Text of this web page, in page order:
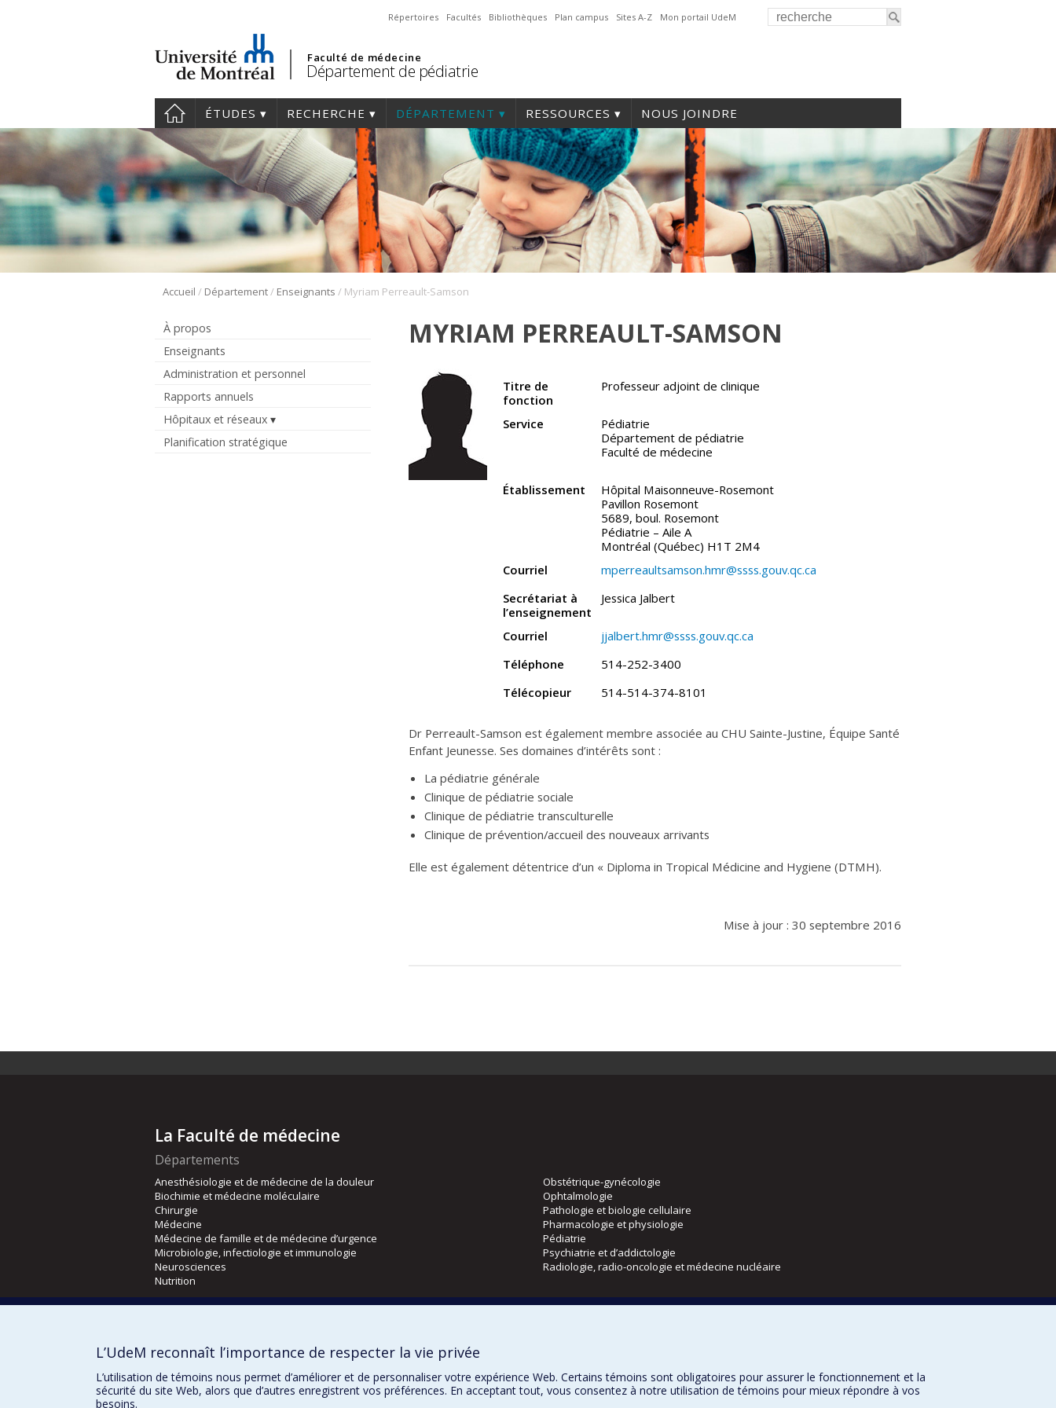
Répertoires Facultés Bibliothèques Plan campus Sites A-Z Mon portail UdeM
Faculté de médecine
Département de pédiatrie
ÉTUDES RECHERCHE DÉPARTEMENT RESSOURCES NOUS JOINDRE
Accueil / Département/ Enseignants / Myriam Perreault-Samson
À propos
Enseignants
Administration et personnel
Rapports annuels
Hôpitaux et réseaux
Planification stratégique
MYRIAM PERREAULT-SAMSON
Titre de
fonction
Professeur adjoint de clinique
Service
Pédiatrie
Département de pédiatrie
Faculté de médecine
Établissement
Hôpital Maisonneuve-Rosemont
Pavillon Rosemont
5689, boul. Rosemont
Pédiatrie – Aile A
Montréal (Québec) H1T 2M4
Courriel
mperreaultsamson.hmr@ssss.gouv.qc.ca
Secrétariat à
l’enseignement
Jessica Jalbert
Courriel
jjalbert.hmr@ssss.gouv.qc.ca
Téléphone
514-252-3400
Télécopieur
514-514-374-8101
Dr Perreault-Samson est également membre associée au CHU Sainte-Justine, Équipe Santé
Enfant Jeunesse. Ses domaines d’intérêts sont :
La pédiatrie générale
Clinique de pédiatrie sociale
Clinique de pédiatrie transculturelle
Clinique de prévention/accueil des nouveaux arrivants
Elle est également détentrice d’un « Diploma in Tropical Médicine and Hygiene (DTMH).
Mise à jour : 30 septembre 2016
La Faculté de médecine
Départements
Anesthésiologie et de médecine de la douleur
Biochimie et médecine moléculaire
Chirurgie
Médecine
Médecine de famille et de médecine d’urgence
Microbiologie, infectiologie et immunologie
Neurosciences
Nutrition
Obstétrique-gynécologie
Ophtalmologie
Pathologie et biologie cellulaire
Pharmacologie et physiologie
Pédiatrie
Psychiatrie et d’addictologie
Radiologie, radio-oncologie et médecine nucléaire
Orthophonie et audiologie
L’UdeM reconnaît l’importance de respecter la vie privée
L’utilisation de témoins nous permet d’améliorer et de personnaliser votre expérience Web. Certains témoins sont obligatoires pour assurer le fonctionnement et la
sécurité du site Web, alors que d’autres enregistrent vos préférences. En acceptant tout, vous consentez à notre utilisation de témoins pour mieux répondre à vos
besoins.